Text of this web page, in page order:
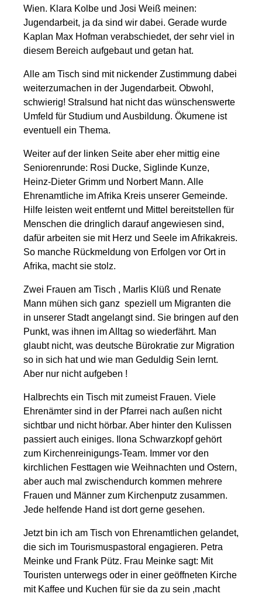
Wien. Klara Kolbe und Josi Weiß meinen:
Jugendarbeit, ja da sind wir dabei. Gerade wurde
Kaplan Max Hofman verabschiedet, der sehr viel in
diesem Bereich aufgebaut und getan hat.
Alle am Tisch sind mit nickender Zustimmung dabei
weiterzumachen in der Jugendarbeit. Obwohl,
schwierig! Stralsund hat nicht das wünschenswerte
Umfeld für Studium und Ausbildung. Ökumene ist
eventuell ein Thema.
Weiter auf der linken Seite aber eher mittig eine
Seniorenrunde: Rosi Ducke, Siglinde Kunze,
Heinz-Dieter Grimm und Norbert Mann. Alle
Ehrenamtliche im Afrika Kreis unserer Gemeinde.
Hilfe leisten weit entfernt und Mittel bereitstellen für
Menschen die dringlich darauf angewiesen sind,
dafür arbeiten sie mit Herz und Seele im Afrikakreis.
So manche Rückmeldung von Erfolgen vor Ort in
Afrika, macht sie stolz.
Zwei Frauen am Tisch , Marlis Klüß und Renate
Mann mühen sich ganz speziell um Migranten die
in unserer Stadt angelangt sind. Sie bringen auf den
Punkt, was ihnen im Alltag so wiederfährt. Man
glaubt nicht, was deutsche Bürokratie zur Migration
so in sich hat und wie man Geduldig Sein lernt.
Aber nur nicht aufgeben !
Halbrechts ein Tisch mit zumeist Frauen. Viele
Ehrenämter sind in der Pfarrei nach außen nicht
sichtbar und nicht hörbar. Aber hinter den Kulissen
passiert auch einiges. Ilona Schwarzkopf gehört
zum Kirchenreinigungs-Team. Immer vor den
kirchlichen Festtagen wie Weihnachten und Ostern,
aber auch mal zwischendurch kommen mehrere
Frauen und Männer zum Kirchenputz zusammen.
Jede helfende Hand ist dort gerne gesehen.
Jetzt bin ich am Tisch von Ehrenamtlichen gelandet,
die sich im Tourismuspastoral engagieren. Petra
Meinke und Frank Pütz. Frau Meinke sagt: Mit
Touristen unterwegs oder in einer geöffneten Kirche
mit Kaffee und Kuchen für sie da zu sein ,macht